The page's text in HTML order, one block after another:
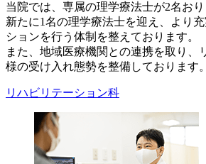
当院では、専属の理学療法士が2名おり
新たに1名の理学療法士を迎え、より
ションを行う体制を整えております。
また、地域医療機関との連携を取り、
様の受け入れ態勢を整備しております。
リハビリテーション科